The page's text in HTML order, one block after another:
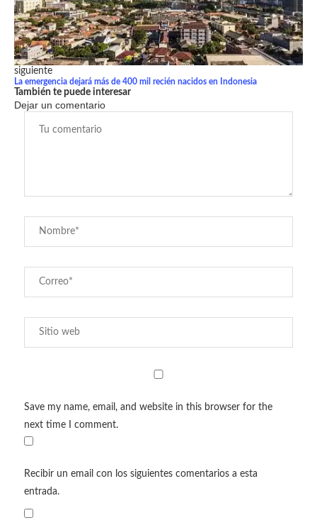
siguiente
La emergencia dejará más de 400 mil recién nacidos en Indonesia
También te puede interesar
Dejar un comentario
Save my name, email, and website in this browser for the
next time I comment.
Recibir un email con los siguientes comentarios a esta
entrada.